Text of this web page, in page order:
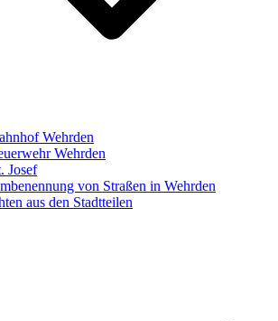
Wehrden
Wehrden
Josef
von Straßen in Wehrden
aus den Stadtteilen